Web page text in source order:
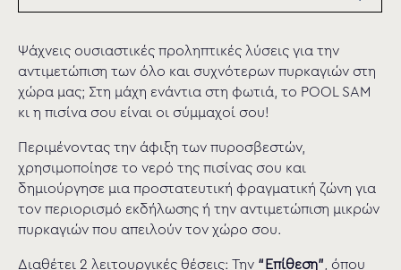
Ψάχνεις ουσιαστικές προληπτικές λύσεις για την
αντιμετώπιση των όλο και συχνότερων πυρκαγιών στη
χώρα μας; Στη μάχη ενάντια στη φωτιά, το POOL SAM
κι η πισίνα σου είναι οι σύμμαχοί σου!
Περιμένοντας την άφιξη των πυροσβεστών,
χρησιμοποίησε το νερό της πισίνας σου και
δημιούργησε μια προστατευτική φραγματική ζώνη για
τον περιορισμό εκδήλωσης ή την αντιμετώπιση μικρών
πυρκαγιών που απειλούν τον χώρο σου.
Διαθέτει 2 λειτουργικές θέσεις: Την “Επίθεση”, όπου